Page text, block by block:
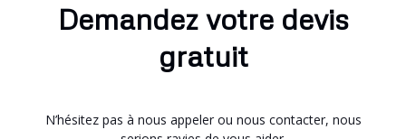
Demandez votre devis
gratuit
N’hésitez pas à nous appeler ou nous contacter, nous